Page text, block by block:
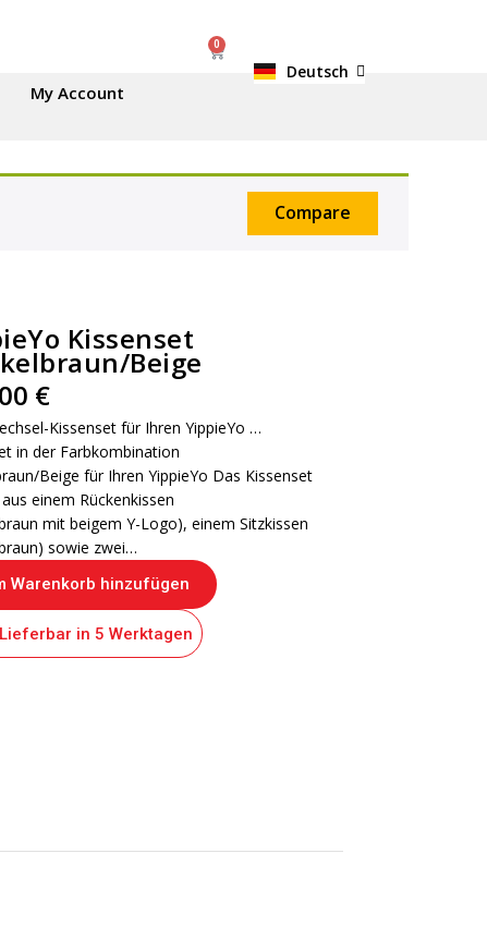
My Account
Deutsch
English
0
Compare
Kissenset
Beige
€
Kissenset für Ihren YippieYo …
in der Farbkombination
Beige für Ihren YippieYo Das Kissenset
einem Rückenkissen
mit beigem Y-Logo), einem Sitzkissen
sowie zwei…
Warenkorb hinzufügen
Lieferbar in 5 Werktagen